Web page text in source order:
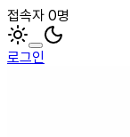
접속자 0명
로그인